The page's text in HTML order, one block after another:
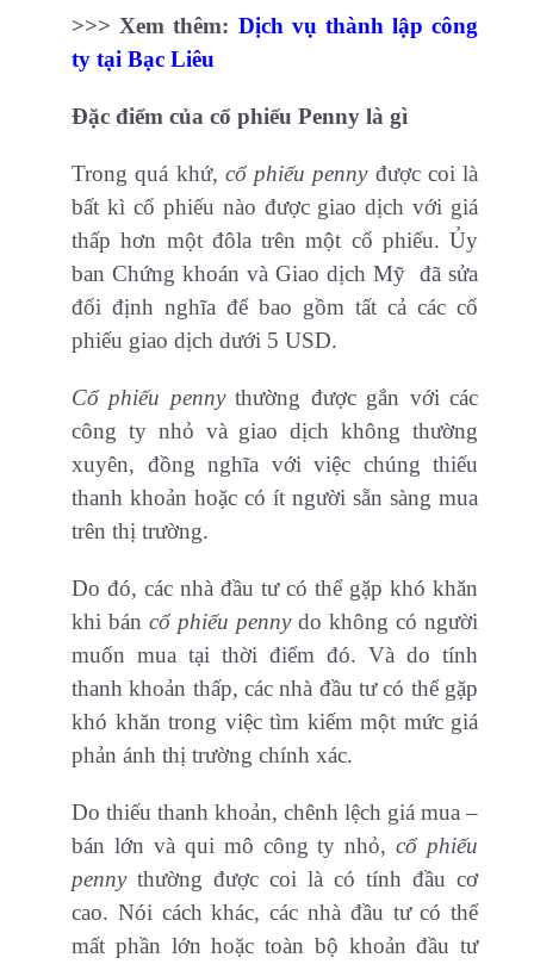
>>> Xem thêm: Dịch vụ thành lập công
ty tại Bạc Liêu
Đặc điểm của cổ phiếu Penny là gì
Trong quá khứ, cổ phiếu pennyđược coi là
bất kì cổ phiếu nào được giao dịch với giá
thấp hơn một đôla trên một cổ phiếu. Ủy
ban Chứng khoán và Giao dịch Mỹ đã sửa
đổi định nghĩa để bao gồm tất cả các cổ
phiếu giao dịch dưới 5 USD.
Cổ phiếu pennythường được gắn với các
công ty nhỏ và giao dịch không thường
xuyên, đồng nghĩa với việc chúng thiếu
thanh khoản hoặc có ít người sẵn sàng mua
trên thị trường.
Do đó, các nhà đầu tư có thể gặp khó khăn
khi báncổ phiếu pennydo không có người
muốn mua tại thời điểm đó. Và do tính
thanh khoản thấp, các nhà đầu tư có thể gặp
khó khăn trong việc tìm kiếm một mức giá
phản ánh thị trường chính xác.
Do thiếu thanh khoản, chênh lệch giá mua –
bán lớn và qui mô công ty nhỏ,cổ phiếu
pennythường được coi là có tính đầu cơ
cao. Nói cách khác, các nhà đầu tư có thể
mất phần lớn hoặc toàn bộ khoản đầu tư